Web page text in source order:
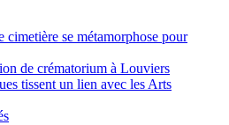
cimetière se métamorphose pour
de crématorium à Louviers
tissent un lien avec les Arts